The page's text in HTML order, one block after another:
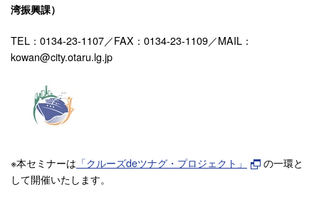
湾振興課）
TEL：0134-23-1107／FAX：0134-23-1109／MAIL：
kowan@city.otaru.lg.jp
※本セミナーは 「クルーズdeツナグ・プロジェクト」
の一環と
して開催いたします。